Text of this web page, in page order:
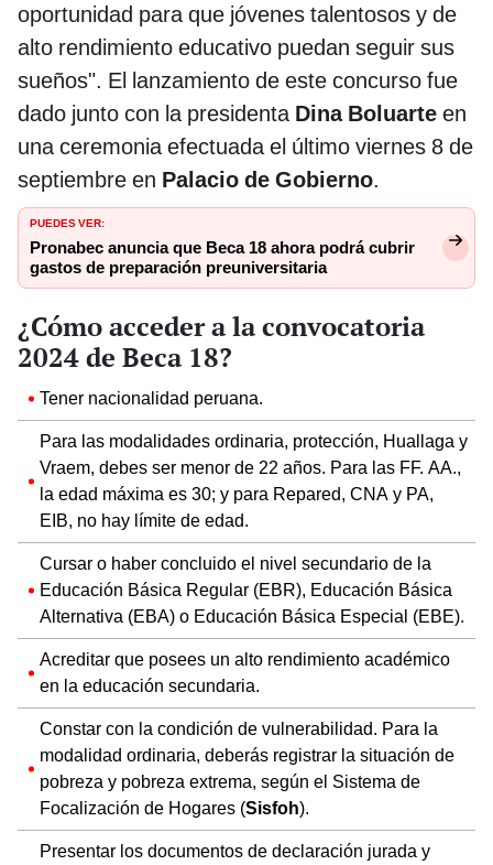
oportunidad para que jóvenes talentosos y de
alto rendimiento educativo puedan seguir sus
sueños". El lanzamiento de este concurso fue
dado junto con la presidenta Dina Boluarte en
una ceremonia efectuada el último viernes 8 de
septiembre en Palacio de Gobierno.
PUEDES VER:
Pronabec anuncia que Beca 18 ahora podrá cubrir
gastos de preparación preuniversitaria
¿Cómo acceder a la convocatoria
2024 de Beca 18?
Tener nacionalidad peruana.
Para las modalidades ordinaria, protección, Huallaga y
Vraem, debes ser menor de 22 años. Para las FF. AA.,
la edad máxima es 30; y para Repared, CNA y PA,
EIB, no hay límite de edad.
Cursar o haber concluido el nivel secundario de la
Educación Básica Regular (EBR), Educación Básica
Alternativa (EBA) o Educación Básica Especial (EBE).
Acreditar que posees un alto rendimiento académico
en la educación secundaria.
Constar con la condición de vulnerabilidad. Para la
modalidad ordinaria, deberás registrar la situación de
pobreza y pobreza extrema, según el Sistema de
Focalización de Hogares (Sisfoh).
Presentar los documentos de declaración jurada y